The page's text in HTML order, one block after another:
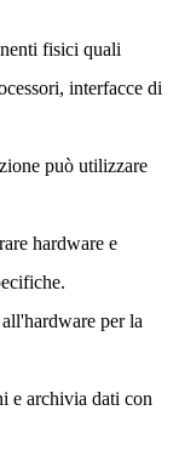
fisici quali
interfacce di
può utilizzare
hardware e
per la
e archivia dati con